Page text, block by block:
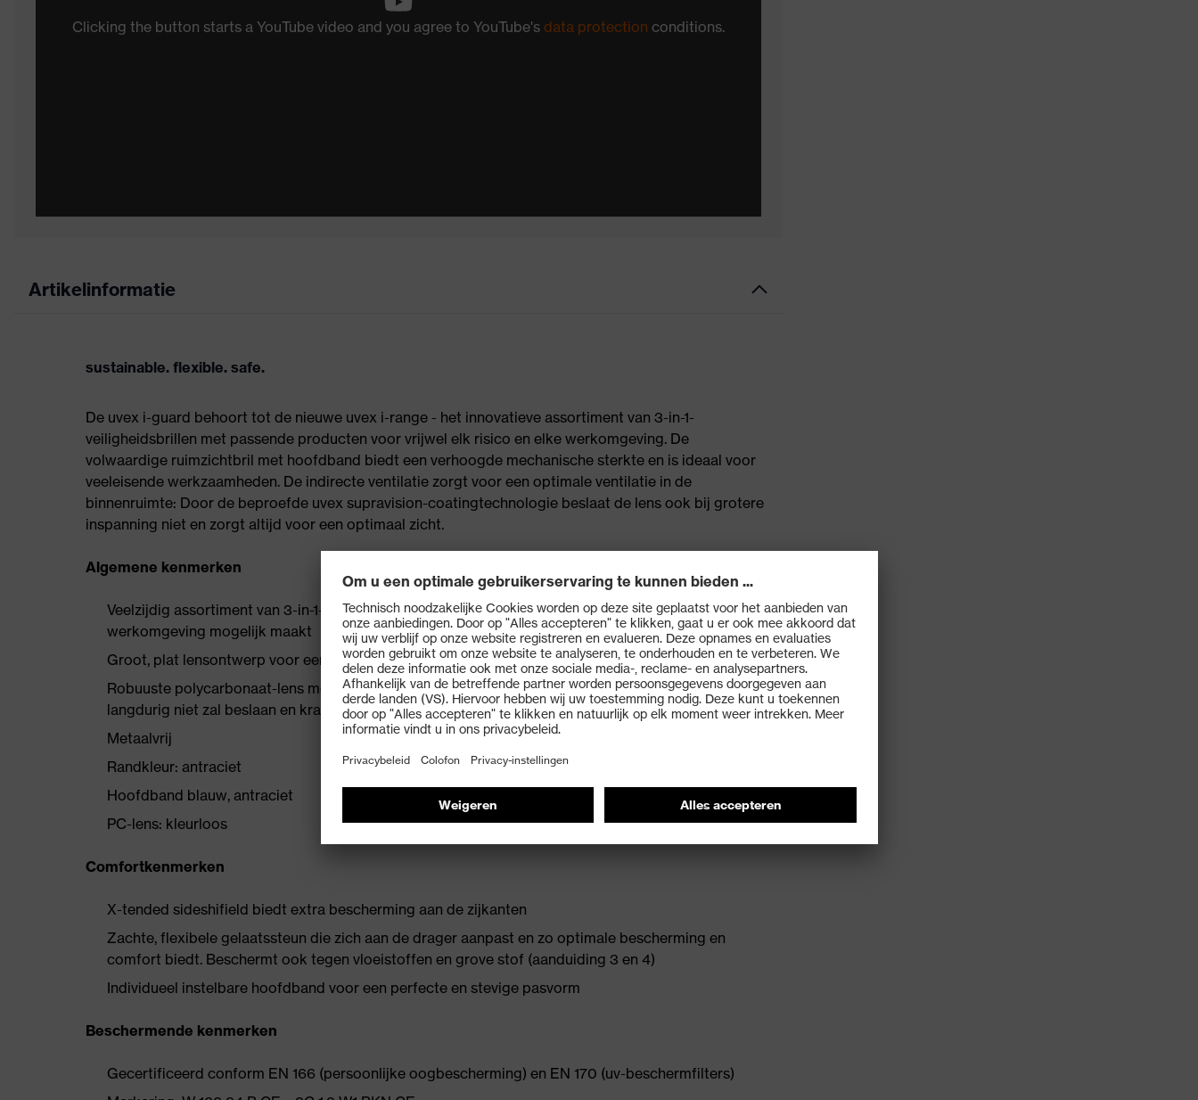
Clicking the button starts a YouTube video and you agree to YouTube's data protection conditions.
Artikelinformatie
sustainable. flexible. safe.
De uvex i-guard behoort tot de nieuwe uvex i-range - het innovatieve assortiment van 3-in-1-
veiligheidsbrillen met passende producten voor vrijwel elk risico en elke werkomgeving. De
volwaardige ruimzichtbril met hoofdband biedt een verhoogde mechanische sterkte en is ideaal voor
veeleisende werkzaamheden. De indirecte ventilatie zorgt voor een optimale ventilatie in de
binnenruimte: Door de beproefde uvex supravision-coatingtechnologie beslaat de lens ook bij grotere
inspanning niet en zorgt altijd voor een optimaal zicht.
Algemene kenmerken
Veelzijdig assortiment van 3-in-1-veiligheidsbrillen dat een flexibele selectie voor vrijwel elke
werkomgeving mogelijk maakt
Groot, plat lensontwerp voor een onbeperkt gezichtsveld
Robuuste polycarbonaat-lens met beproefde uvex supravision coatingtechnologie - lens welke
langdurig niet zal beslaan en krasvast blijft
Metaalvrij
Randkleur: antraciet
Hoofdband blauw, antraciet
PC-lens: kleurloos
Comfortkenmerken
X-tended sideshifield biedt extra bescherming aan de zijkanten
Zachte, flexibele gelaatssteun die zich aan de drager aanpast en zo optimale bescherming en
comfort biedt. Beschermt ook tegen vloeistoffen en grove stof (aanduiding 3 en 4)
Individueel instelbare hoofdband voor een perfecte en stevige pasvorm
Beschermende kenmerken
Gecertificeerd conform EN 166 (persoonlijke oogbescherming) en EN 170 (uv-beschermfilters)